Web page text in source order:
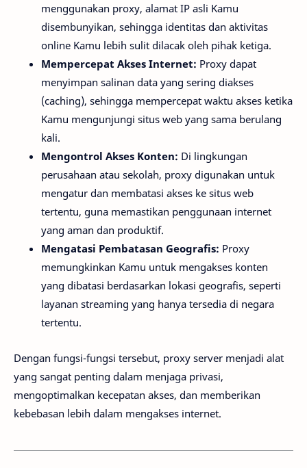
menggunakan proxy, alamat IP asli Kamu
disembunyikan, sehingga identitas dan aktivitas
online Kamu lebih sulit dilacak oleh pihak ketiga.
Mempercepat Akses Internet: Proxy dapat
menyimpan salinan data yang sering diakses
(caching), sehingga mempercepat waktu akses ketika
Kamu mengunjungi situs web yang sama berulang
kali.
Mengontrol Akses Konten: Di lingkungan
perusahaan atau sekolah, proxy digunakan untuk
mengatur dan membatasi akses ke situs web
tertentu, guna memastikan penggunaan internet
yang aman dan produktif.
Mengatasi Pembatasan Geografis: Proxy
memungkinkan Kamu untuk mengakses konten
yang dibatasi berdasarkan lokasi geografis, seperti
layanan streaming yang hanya tersedia di negara
tertentu.
Dengan fungsi-fungsi tersebut, proxy server menjadi alat
yang sangat penting dalam menjaga privasi,
mengoptimalkan kecepatan akses, dan memberikan
kebebasan lebih dalam mengakses internet.